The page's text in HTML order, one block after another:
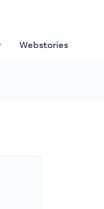
Webstories